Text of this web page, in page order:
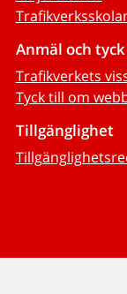
Anmäl och
Trafikverkets
Tyck till om
Tillgänglighet